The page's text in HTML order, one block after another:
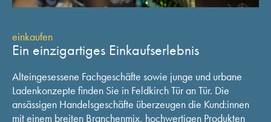
einkaufen
Ein einzigartiges Einkaufserlebnis
Alteingesessene Fachgeschäfte sowie junge und urbane
Ladenkonzepte finden Sie in Feldkirch Tür an Tür. Die
ansässigen Handelsgeschäfte überzeugen die Kund:innen
mit einem breiten Branchenmix, hochwertigen Produkten